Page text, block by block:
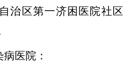
治区第一济困医院社区
医院：